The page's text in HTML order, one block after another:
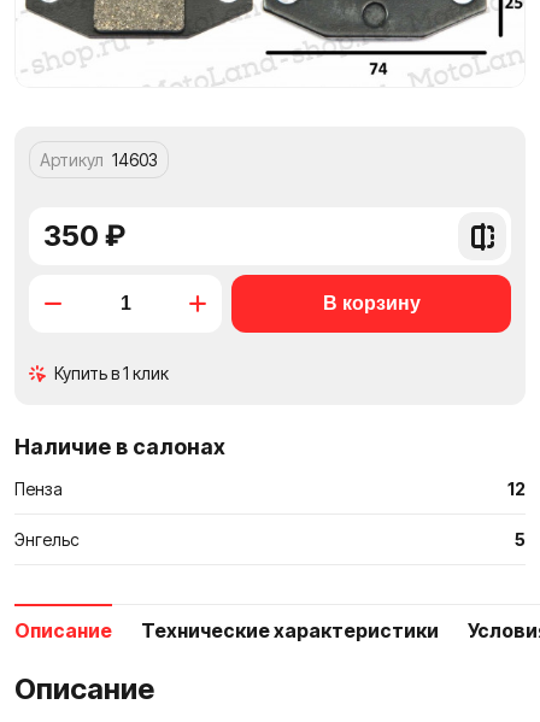
Артикул 14603
350 ₽
Купить в 1 клик
Наличие в салонах
Пенза 12
Энгельс 5
Описание Технические характеристики
Описание